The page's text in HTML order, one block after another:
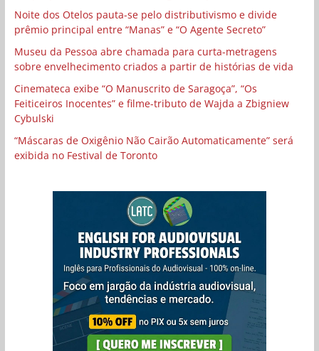
Noite dos Otelos pauta-se pelo distributivismo e divide
prêmio principal entre “Manas” e “O Agente Secreto”
Museu da Pessoa abre chamada para curta-metragens
sobre envelhecimento criados a partir de histórias de vida
Cinemateca exibe “O Manuscrito de Saragoça”, “Os
Feiticeiros Inocentes” e filme-tributo de Wajda a Zbigniew
Cybulski
“Máscaras de Oxigênio Não Cairão Automaticamente” será
exibida no Festival de Toronto